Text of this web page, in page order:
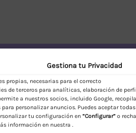
Gestiona tu Privacidad
propias, necesarias para el correcto
de terceros para analíticas, elaboración de
a nuestros socios, incluido Google,
personalizar anuncios. Puedes aceptar
tu configuración en “Configurar” o
información en nuestra .
en España